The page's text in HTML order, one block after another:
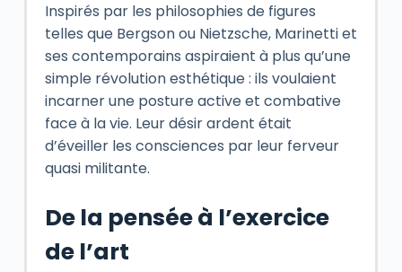
Inspirés par les philosophies de figures
telles que Bergson ou Nietzsche, Marinetti et
ses contemporains aspiraient à plus qu’une
simple révolution esthétique : ils voulaient
incarner une posture active et combative
face à la vie. Leur désir ardent était
d’éveiller les consciences par leur ferveur
quasi militante.
De la pensée à l’exercice
de l’art